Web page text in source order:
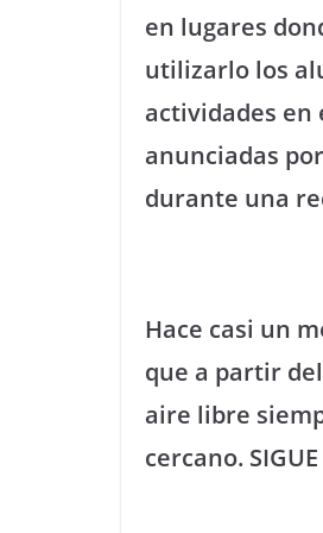
en lugares
utilizarlo los
actividades en
anunciadas
durante una
Hace casi un
que a partir
aire libre
cercano. SIGUE